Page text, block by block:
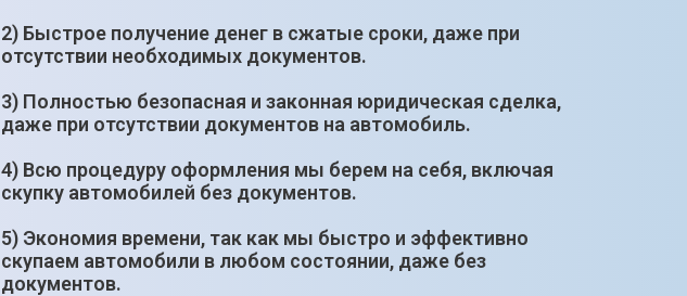
2) Быстрое получение денег в сжатые сроки, даже при
отсутствии необходимых документов.
3) Полностью безопасная и законная юридическая сделка,
даже при отсутствии документов на автомобиль.
4) Всю процедуру оформления мы берем на себя, включая
скупку автомобилей без документов.
5) Экономия времени, так как мы быстро и эффективно
скупаем автомобили в любом состоянии, даже без
документов.